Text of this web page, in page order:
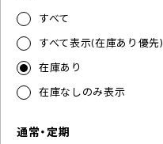
すべて
すべて表示(在庫あり優先)
在庫あり
在庫なしのみ表示
通常・定期